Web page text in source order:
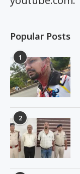
Popular Posts
1
2